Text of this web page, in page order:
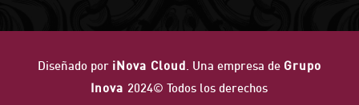
Diseñado por iNova Cloud. Una empresa de Grupo
Inova 2024© Todos los derechos